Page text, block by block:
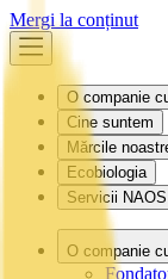
Mergi la conținut
O companie
Cine suntem
Mărcile
Ecobiologia
Servicii NAOS
O companie